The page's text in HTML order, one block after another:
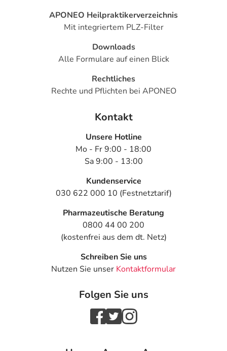
APONEO Heilpraktikerverzeichnis
Mit integriertem PLZ-Filter
Downloads
Alle Formulare auf einen Blick
Rechtliches
Rechte und Pflichten bei APONEO
Kontakt
Unsere Hotline
Mo - Fr 9:00 - 18:00
Sa 9:00 - 13:00
Kundenservice
030 622 000 10 (Festnetztarif)
Pharmazeutische Beratung
0800 44 00 200
(kostenfrei aus dem dt. Netz)
Schreiben Sie uns
Nutzen Sie unser Kontaktformular
Folgen Sie uns